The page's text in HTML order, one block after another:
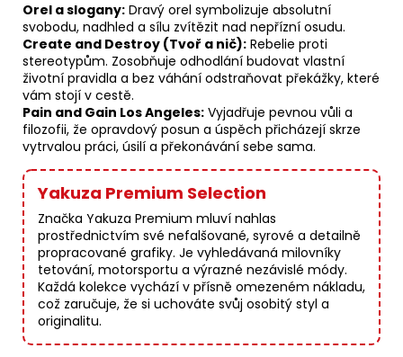
Orel a slogany: Dravý orel symbolizuje absolutní
svobodu, nadhled a sílu zvítězit nad nepřízní osudu.
Create and Destroy (Tvoř a nič): Rebelie proti
stereotypům. Zosobňuje odhodlání budovat vlastní
životní pravidla a bez váhání odstraňovat překážky, které
vám stojí v cestě.
Pain and Gain Los Angeles: Vyjadřuje pevnou vůli a
filozofii, že opravdový posun a úspěch přicházejí skrze
vytrvalou práci, úsilí a překonávání sebe sama.
Yakuza Premium Selection
Značka Yakuza Premium mluví nahlas
prostřednictvím své nefalšované, syrové a detailně
propracované grafiky. Je vyhledávaná milovníky
tetování, motorsportu a výrazné nezávislé módy.
Každá kolekce vychází v přísně omezeném nákladu,
což zaručuje, že si uchováte svůj osobitý styl a
originalitu.